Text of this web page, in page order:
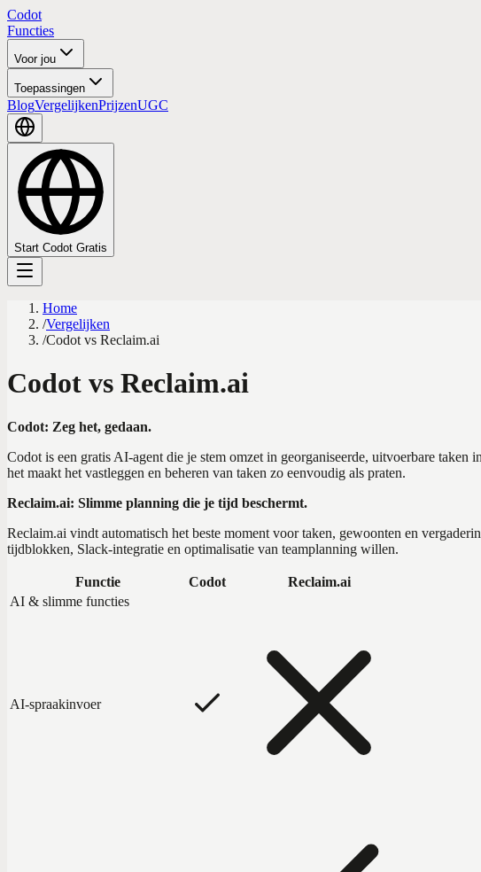
Codot
Functies
Voor jou
Toepassingen
BlogVergelijkenPrijzenUGC
Start Codot Gratis
Home
/Vergelijken
/Codot vs Reclaim.ai
Codot vs Reclaim.ai
Codot: Zeg het, gedaan.
Codot is een gratis AI-agent die je stem omzet in georganiseerde, uitvoerbare
het maakt het vastleggen en beheren van taken zo eenvoudig als praten.
Reclaim.ai: Slimme planning die je tijd beschermt.
Reclaim.ai vindt automatisch het beste moment voor taken, gewoonten en
tijdblokken, Slack-integratie en optimalisatie van teamplanning willen.
Functie Codot
Reclaim.ai
AI & slimme functies
AI-spraakinvoer